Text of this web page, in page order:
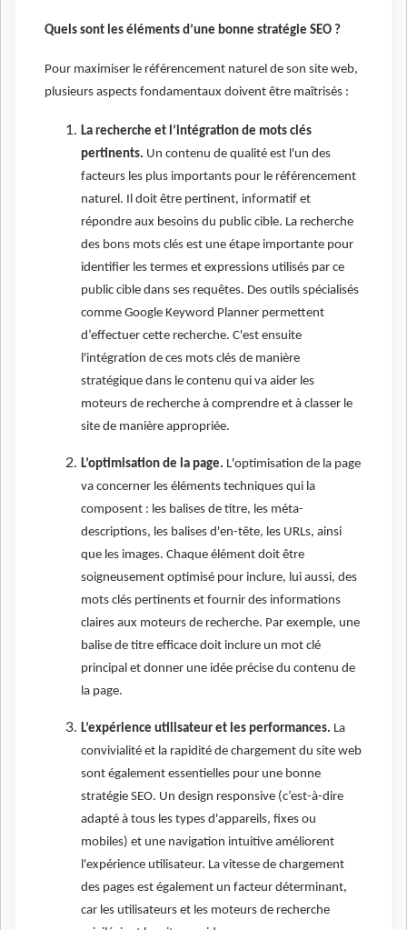
Quels sont les éléments d’une bonne stratégie SEO ?
Pour maximiser le référencement naturel de son site web,
plusieurs aspects fondamentaux doivent être maîtrisés :
La recherche et l’intégration de mots clés
pertinents. Un contenu de qualité est l'un des
facteurs les plus importants pour le référencement
naturel. Il doit être pertinent, informatif et
répondre aux besoins du public cible. La recherche
des bons mots clés est une étape importante pour
identifier les termes et expressions utilisés par ce
public cible dans ses requêtes. Des outils spécialisés
comme Google Keyword Planner permettent
d’effectuer cette recherche. C'est ensuite
l'intégration de ces mots clés de manière
stratégique dans le contenu qui va aider les
moteurs de recherche à comprendre et à classer le
site de manière appropriée.
L’optimisation de la page. L'optimisation de la page
va concerner les éléments techniques qui la
composent : les balises de titre, les méta-
descriptions, les balises d'en-tête, les URLs, ainsi
que les images. Chaque élément doit être
soigneusement optimisé pour inclure, lui aussi, des
mots clés pertinents et fournir des informations
claires aux moteurs de recherche. Par exemple, une
balise de titre efficace doit inclure un mot clé
principal et donner une idée précise du contenu de
la page.
L’expérience utilisateur et les performances. La
convivialité et la rapidité de chargement du site web
sont également essentielles pour une bonne
stratégie SEO. Un design responsive (c’est-à-dire
adapté à tous les types d'appareils, fixes ou
mobiles) et une navigation intuitive améliorent
l'expérience utilisateur. La vitesse de chargement
des pages est également un facteur déterminant,
car les utilisateurs et les moteurs de recherche